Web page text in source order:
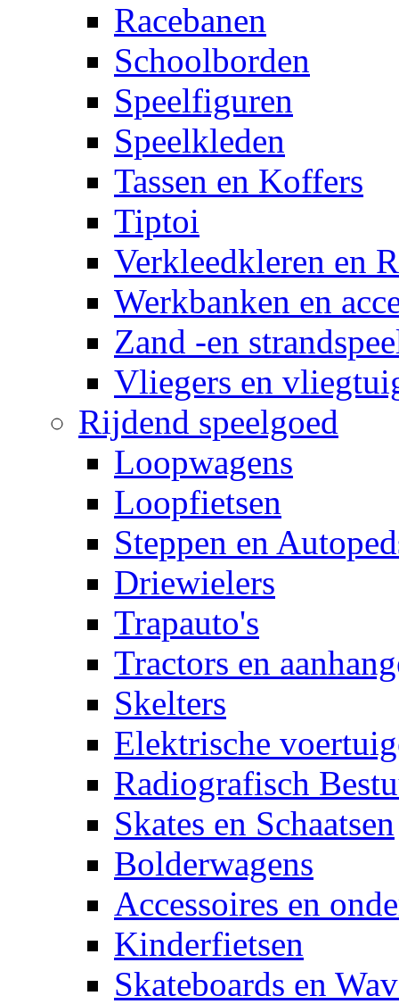
Racebanen
Schoolborden
Speelfiguren
Speelkleden
Tassen en Koffers
Tiptoi
Verkleedkleren en
Werkbanken en
Zand -en
Vliegers en
Rijdend speelgoed
Loopwagens
Loopfietsen
Steppen en
Driewielers
Trapauto's
Tractors en
Skelters
Elektrische
Radiografisch
Skates en Schaatsen
Bolderwagens
Accessoires en
Kinderfietsen
Skateboards en